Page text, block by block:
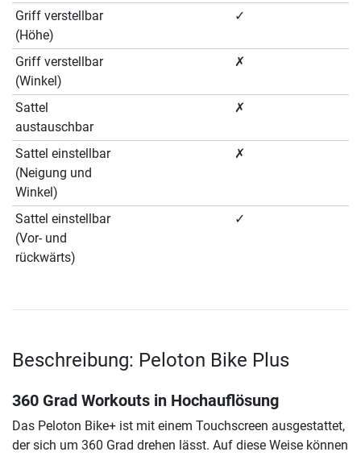
Griff verstellbar
(Höhe)
✓
Griff verstellbar
(Winkel)
✗
Sattel
austauschbar
✗
Sattel einstellbar
(Neigung und
Winkel)
✗
Sattel einstellbar
(Vor- und
rückwärts)
✓
Beschreibung: Peloton Bike Plus
360 Grad Workouts in Hochauflösung
Das Peloton Bike+ ist mit einem Touchscreen ausgestattet,
der sich um 360 Grad drehen lässt. Auf diese Weise können